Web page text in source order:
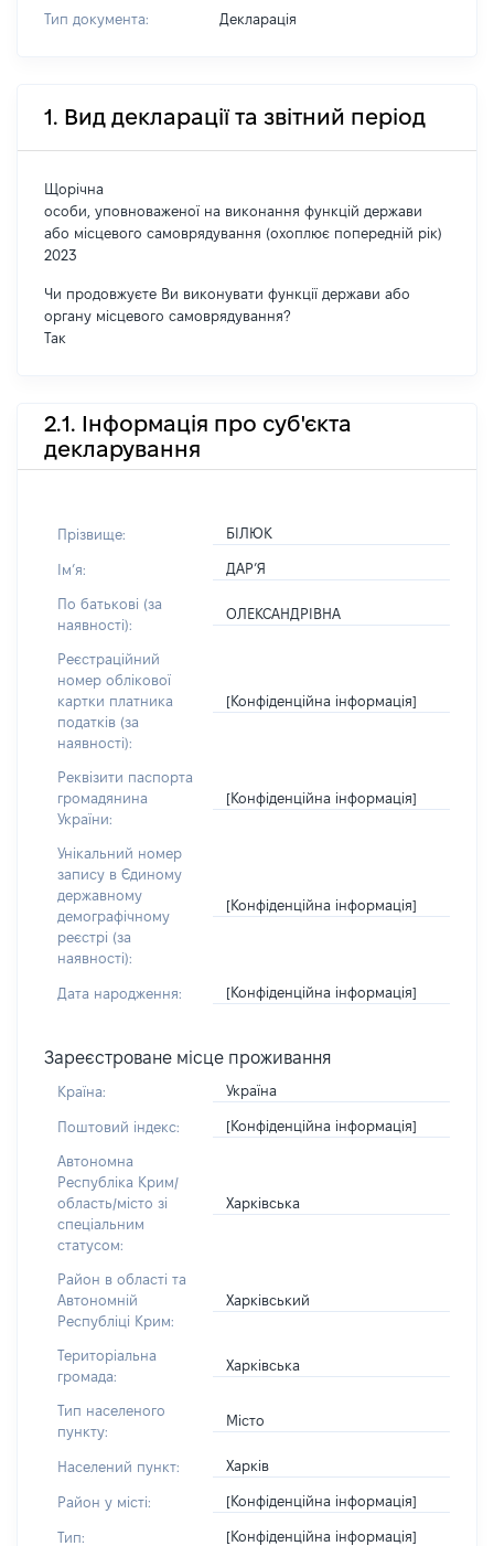
Тип документа: Декларація
1. Вид декларації та звітний період
Щорічна
особи, уповноваженої на виконання функцій держави
або місцевого самоврядування (охоплює попередній рік)
2023
Чи продовжуєте Ви виконувати функції держави або
органу місцевого самоврядування?
Так
2.1. Інформація про суб'єкта
декларування
Прізвище: БІЛЮК
Імʼя: ДАР’Я
По батькові (за
наявності):
ОЛЕКСАНДРІВНА
Реєстраційний
номер облікової
картки платника
податків (за
наявності):
[Конфіденційна інформація]
Реквізити паспорта
громадянина
України:
[Конфіденційна інформація]
Унікальний номер
запису в Єдиному
державному
демографічному
реєстрі (за
наявності):
[Конфіденційна інформація]
Дата народження: [Конфіденційна інформація]
Зареєстроване місце проживання
Країна: Україна
Поштовий індекс: [Конфіденційна інформація]
Автономна
Республіка Крим/
область/місто зі
спеціальним
статусом:
Харківська
Район в області та
Автономній
Республіці Крим:
Харківський
Територіальна
громада:
Харківська
Тип населеного
пункту:
Місто
Населений пункт: Харків
Район у місті: [Конфіденційна інформація]
Тип: [Конфіденційна інформація]